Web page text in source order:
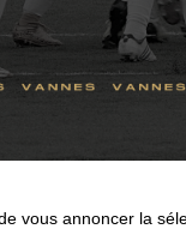
vous annoncer la